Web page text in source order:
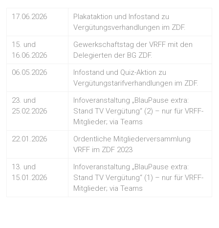
17.06.2026
Plakataktion und Infostand zu
Vergütungsverhandlungen im ZDF.
15. und
16.06.2026
Gewerkschaftstag der VRFF mit den
Delegierten der BG ZDF.
06.05.2026
Infostand und Quiz-Aktion zu
Vergütungstarifverhandlungen im ZDF.
23. und
25.02.2026
Infoveranstaltung „BlauPause extra:
Stand TV Vergütung“ (2) – nur für VRFF-
Mitglieder; via Teams
22.01.2026
Ordentliche Mitgliederversammlung
VRFF im ZDF 2023
13. und
15.01.2026
Infoveranstaltung „BlauPause extra:
Stand TV Vergütung“ (1) – nur für VRFF-
Mitglieder; via Teams